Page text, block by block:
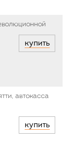
купить
автокасса
купить